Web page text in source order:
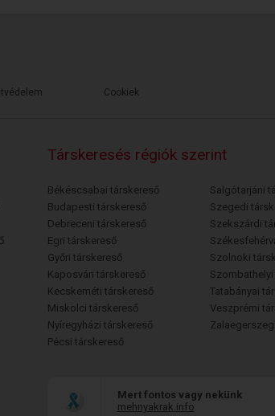
Cookiek
Társkeresés régiók szerint
Békéscsabai társkereső
Budapesti társkereső
Debreceni társkereső
Egri társkereső
Győri társkereső
Kaposvári társkereső
Kecskeméti társkereső
Miskolci társkereső
Nyíregyházi társkereső
Pécsi társkereső
Salgótarjáni
Szegedi
Szekszárdi
Szolnoki
Tatabányai
Veszprémi
Mert fontos vagy nekünk
mehnyakrak.info